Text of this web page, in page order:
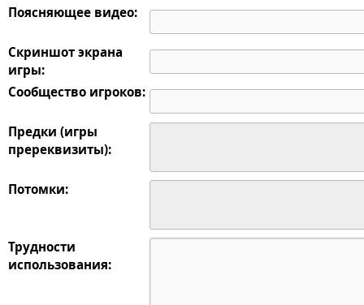
Поясняющее видео:
Скриншот экрана
игры:
Сообщество игроков:
Предки (игры
пререквизиты):
Потомки:
Трудности
использования: